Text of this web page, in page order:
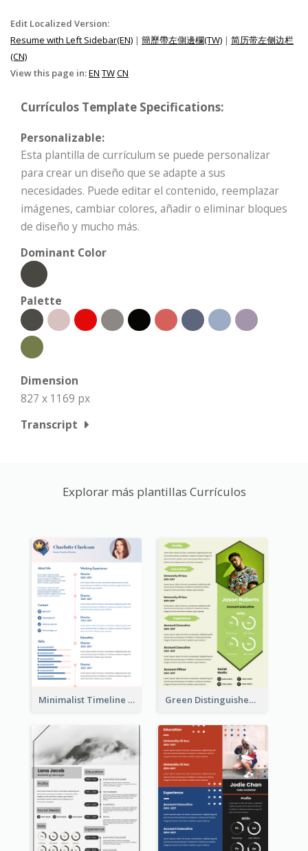
Edit Localized Version:
Resume with Left Sidebar(EN) | 簡歷帶左側邊欄(TW) | 简历带左侧边栏
(CN)
View this page in:EN TWCN
Currículos Template Specifications:
Personalizable:
Esta plantilla de currículum se puede personalizar
para crear un diseño que se adapte a sus
necesidades. Puede editar el contenido, reemplazar
imágenes, cambiar colores, añadir o eliminar bloques
de diseño y mucho más.
Dominant Color
Palette
Dimension
827 x 1169 px
Transcript
Explorar más plantillas Currículos
Minimalist Timeline Medical Student Resume Green Distinguished Resume